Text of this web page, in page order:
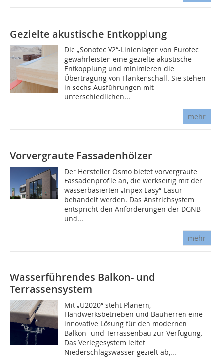
Gezielte akustische Entkopplung
Die „Sonotec V2“-Linienlager von Eurotec
gewährleisten eine gezielte akustische
Entkopplung und minimieren die
Übertragung von Flankenschall. Sie stehen
in sechs Ausführungen mit
unterschiedlichen...
mehr
Vorvergraute Fassadenhölzer
Der Hersteller Osmo bietet vorvergraute
Fassadenprofile an, die werkseitig mit der
wasserbasierten „Inpex Easy“-Lasur
behandelt werden. Das Anstrichsystem
ents­pricht den Anforderungen der DGNB
und...
mehr
Wasserführendes Balkon- und
Terrassensystem
Mit „U2020“ steht Planern,
Handwerksbetrieben und Bauherren eine
innovative Lösung für den modernen
Balkon- und Terrassenbau zur Verfügung.
Das Verlegesystem leitet
Niederschlagswasser gezielt ab,...